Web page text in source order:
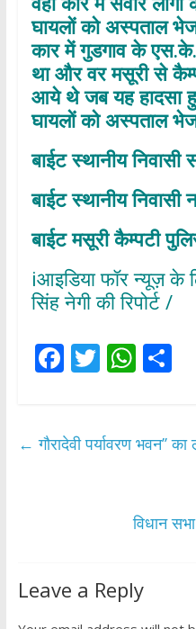
घायलों को अस्पताल
कार में गुडगाव के
था और वर मसूरी से
आये थे जब यह हादसा
घायलों को अस्पताल भेज
बाईट स्थानीय निवासी
बाईट स्थानीय निवासी
बाईट मसूरी कैम्पटी
iआइडिया फॉर न्यूज़ के
सिंह नेगी की रिपोर्ट /
F
b
T
er
W
s
p
S
e
← गौरादेवी पर्यावरण भवन’’ का
विधान
Leave a Reply